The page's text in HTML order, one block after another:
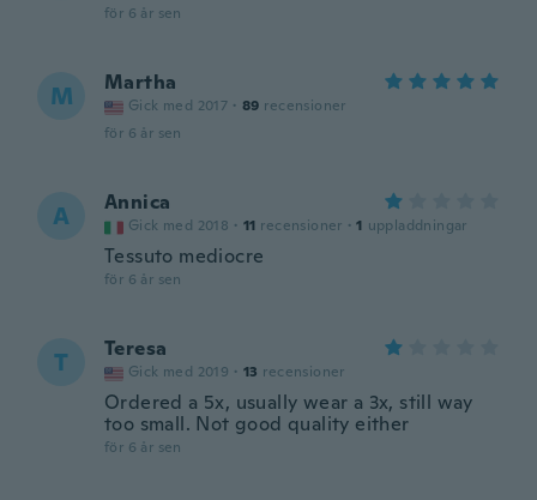
för 6 år sen
M Martha
Gick med 2017 · 89 recensioner
för 6 år sen
A Annica
Gick med 2018 · 11 recensioner · 1 uppladdningar
Tessuto mediocre
för 6 år sen
T Teresa
Gick med 2019 · 13 recensioner
Ordered a 5x, usually wear a 3x, still way
too small. Not good quality either
för 6 år sen